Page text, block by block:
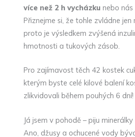
více než 2 h vycházku nebo nás
Přiznejme si, že tohle zvládne
proto je výsledkem zvýšená
hmotnosti a tukových zásob.
Pro zajímavost těch 42 kostek
kterým byste celé kilové balení
zlikvidovali během pouhých 6 dní!
Já jsem v pohodě – piju
Ano, džusy a ochucené vody